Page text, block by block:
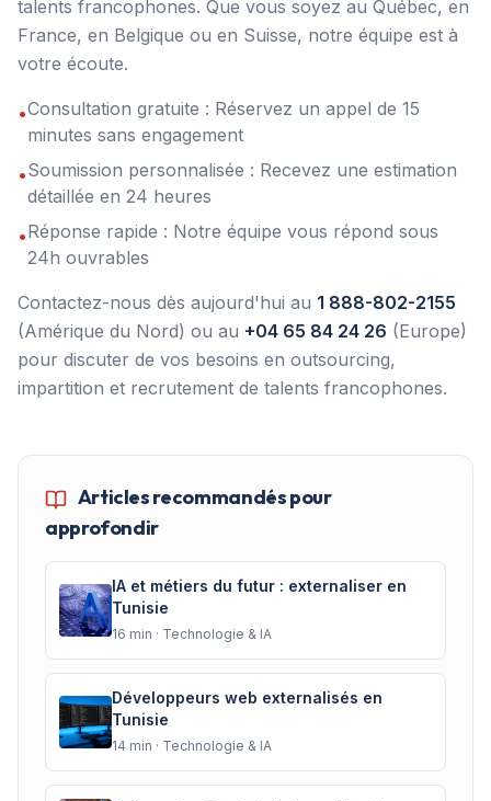
talents francophones. Que vous soyez au Québec, en
France, en Belgique ou en Suisse, notre équipe est à
votre écoute.
•Consultation gratuite : Réservez un appel de 15
minutes sans engagement
•Soumission personnalisée : Recevez une estimation
détaillée en 24 heures
•Réponse rapide : Notre équipe vous répond sous
24h ouvrables
Contactez-nous dès aujourd'hui au 1 888-802-2155
(Amérique du Nord) ou au +04 65 84 24 26 (Europe)
pour discuter de vos besoins en outsourcing,
impartition et recrutement de talents francophones.
Articles recommandés pour
approfondir
IA et métiers du futur : externaliser en
Tunisie
16 min · Technologie & IA
Développeurs web externalisés en
Tunisie
14 min · Technologie & IA